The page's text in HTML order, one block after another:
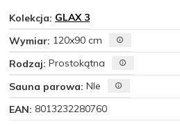
Kolekcja: GLAX 3
Wymiar: 120x90 cm
Rodzaj: Prostokątna
Sauna parowa: NIe
EAN: 8013232280760